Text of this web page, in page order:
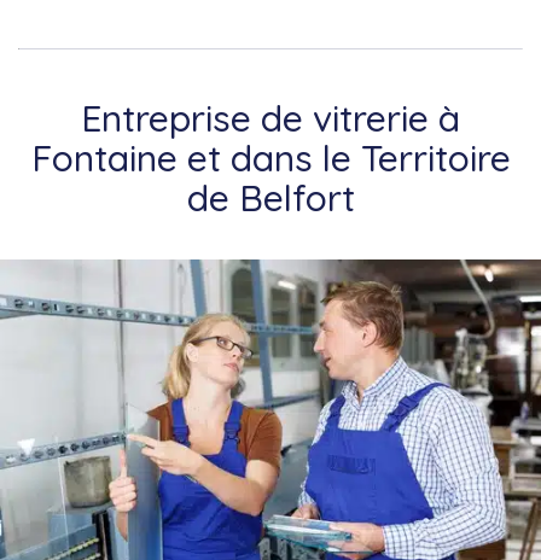
Entreprise de vitrerie à
Fontaine et dans le Territoire
de Belfort